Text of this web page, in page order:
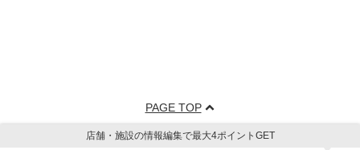
PAGE TOP
店舗・施設の情報編集で最大4ポイントGET